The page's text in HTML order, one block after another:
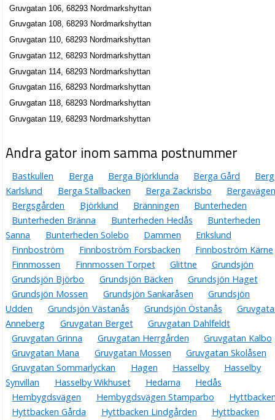
Gruvgatan 106, 68293 Nordmarkshyttan
Gruvgatan 108, 68293 Nordmarkshyttan
Gruvgatan 110, 68293 Nordmarkshyttan
Gruvgatan 112, 68293 Nordmarkshyttan
Gruvgatan 114, 68293 Nordmarkshyttan
Gruvgatan 116, 68293 Nordmarkshyttan
Gruvgatan 118, 68293 Nordmarkshyttan
Gruvgatan 119, 68293 Nordmarkshyttan
Andra gator inom samma postnummer
Bastkullen Berga Berga Björklunda Berga Gård
Karlslund
Berga Stallbacken Berga Zackrisbo
Bergavägen
Bergsgården
Björklund Bränningen
Bunterheden
Bunterheden Bränna
Bunterheden Hedås
Bunterheden
Sanna
Bunterheden Solebo Dammen
Erikslund
Finnboström
Finnboström Forsbacken
Finnboström Kärne
Finnmossen
Finnmossen Torpet Glittne
Grundsjön
Grundsjön Björbo
Grundsjön Bäcken
Grundsjön Haget
Grundsjön Mossen
Grundsjön Sankaråsen
Grundsjön
Udden
Grundsjön Västanås Grundsjön Östanås
Anneberg
Gruvgatan Berget
Gruvgatan Dahlfeldt
Gruvgatan Grinna
Gruvgatan Herrgården
Gruvgatan Kalbo
Gruvgatan Mana
Gruvgatan Mossen
Gruvgatan Skolåsen
Gruvgatan Sommarlyckan
Hagen Hasselby
Hasselby
Synvillan
Hasselby Wikhuset Hedarna
Hedås
Hembygdsvägen
Hembygdsvägen Stamparbo
Hyttbacken Gårda
Hyttbacken Lindgården
Hyttbacken